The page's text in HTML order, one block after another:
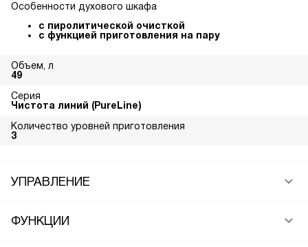
Особенности духового шкафа
с пиролитической очисткой
с функцией приготовления на пару
Объем, л
49
Серия
Чистота линий (PureLine)
Количество уровней приготовления
3
УПРАВЛЕНИЕ
ФУНКЦИИ